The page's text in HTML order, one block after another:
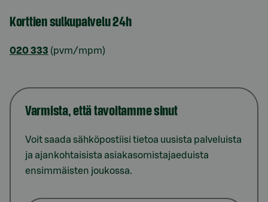
Korttien sulkupalvelu 24h
020 333 (pvm/mpm)
Varmista, että tavoitamme sinut
Voit saada sähköpostiisi tietoa uusista palveluista
ja ajankohtaisista asiakasomistajaeduista
ensimmäisten joukossa.